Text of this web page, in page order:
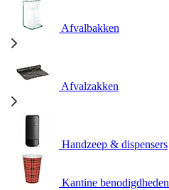
Afvalbakken
Afvalzakken
Handzeep & dispensers
Kantine benodigdheden